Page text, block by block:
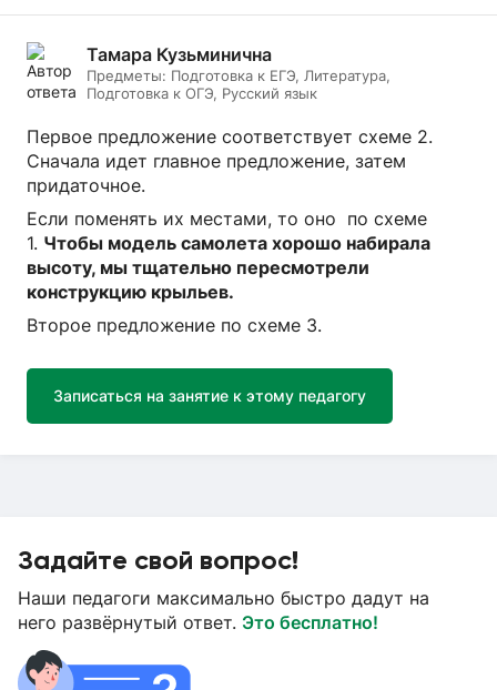
Тамара Кузьминична
Предметы: Подготовка к ЕГЭ, Литература,
Подготовка к ОГЭ, Русский язык
Первое предложение соответствует схеме 2.
Сначала идет главное предложение, затем
придаточное.
Если поменять их местами, то оно по схеме
1. Чтобы модель самолета хорошо набирала
высоту, мы тщательно пересмотрели
конструкцию крыльев.
Второе предложение по схеме 3.
Записаться на занятие к этому педагогу
Задайте свой вопрос!
Наши педагоги максимально быстро дадут на
него развёрнутый ответ. Это бесплатно!